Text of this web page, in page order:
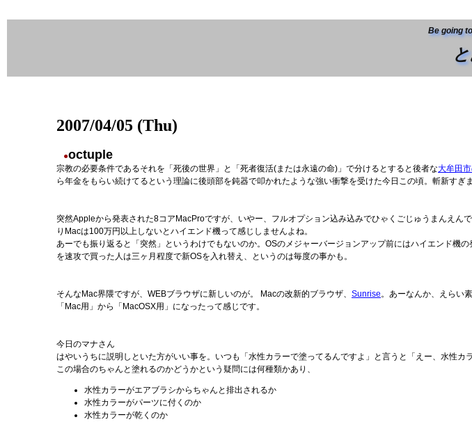
Be going
2007/04/05 (Thu)
●octuple
宗教の必要条件であるそれを「死後の世界」と「死者復活(または永遠の命)」で分けるとすると後者な大牟田
ら年金をもらい続けてるという理論に後頭部を鈍器で叩かれたような強い衝撃を受けた今日この頃。斬新すぎま
突然Appleから発表された8コアMacProですが、いやー、フルオプション込み込みでひゃくごじゅうまんえん
りMacは100万円以上しないとハイエンド機って感じしませんよね。
あーでも振り返ると「突然」というわけでもないのか。OSのメジャーバージョンアップ前にはハイエンド機
を速攻で買った人は三ヶ月程度で新OSを入れ替え、というのは毎度の事かも。
そんなMac界隈ですが、WEBブラウザに新しいのが。 Macの改新的ブラウザ、 Sunrise。あーなんか、えらい
「Mac用」から「MacOSX用」になったって感じです。
今日のマナさん
はやいうちに説明しといた方がいい事を。いつも「水性カラーで塗ってるんですよ」と言うと「えー、水性カ
この場合のちゃんと塗れるのかどうかという疑問には何種類かあり、
水性カラーがエアブラシからちゃんと排出されるか
水性カラーがパーツに付くのか
水性カラーが乾くのか